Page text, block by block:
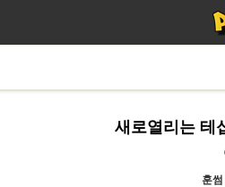
새로열리는 테
훈썸